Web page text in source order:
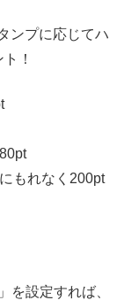
ンプに応じてハ
！
もれなく200pt
を設定すれば、